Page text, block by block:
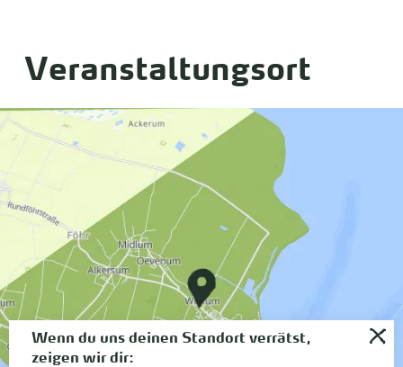
Veranstaltungsort
Wenn du uns deinen Standort verrätst,
zeigen wir dir: